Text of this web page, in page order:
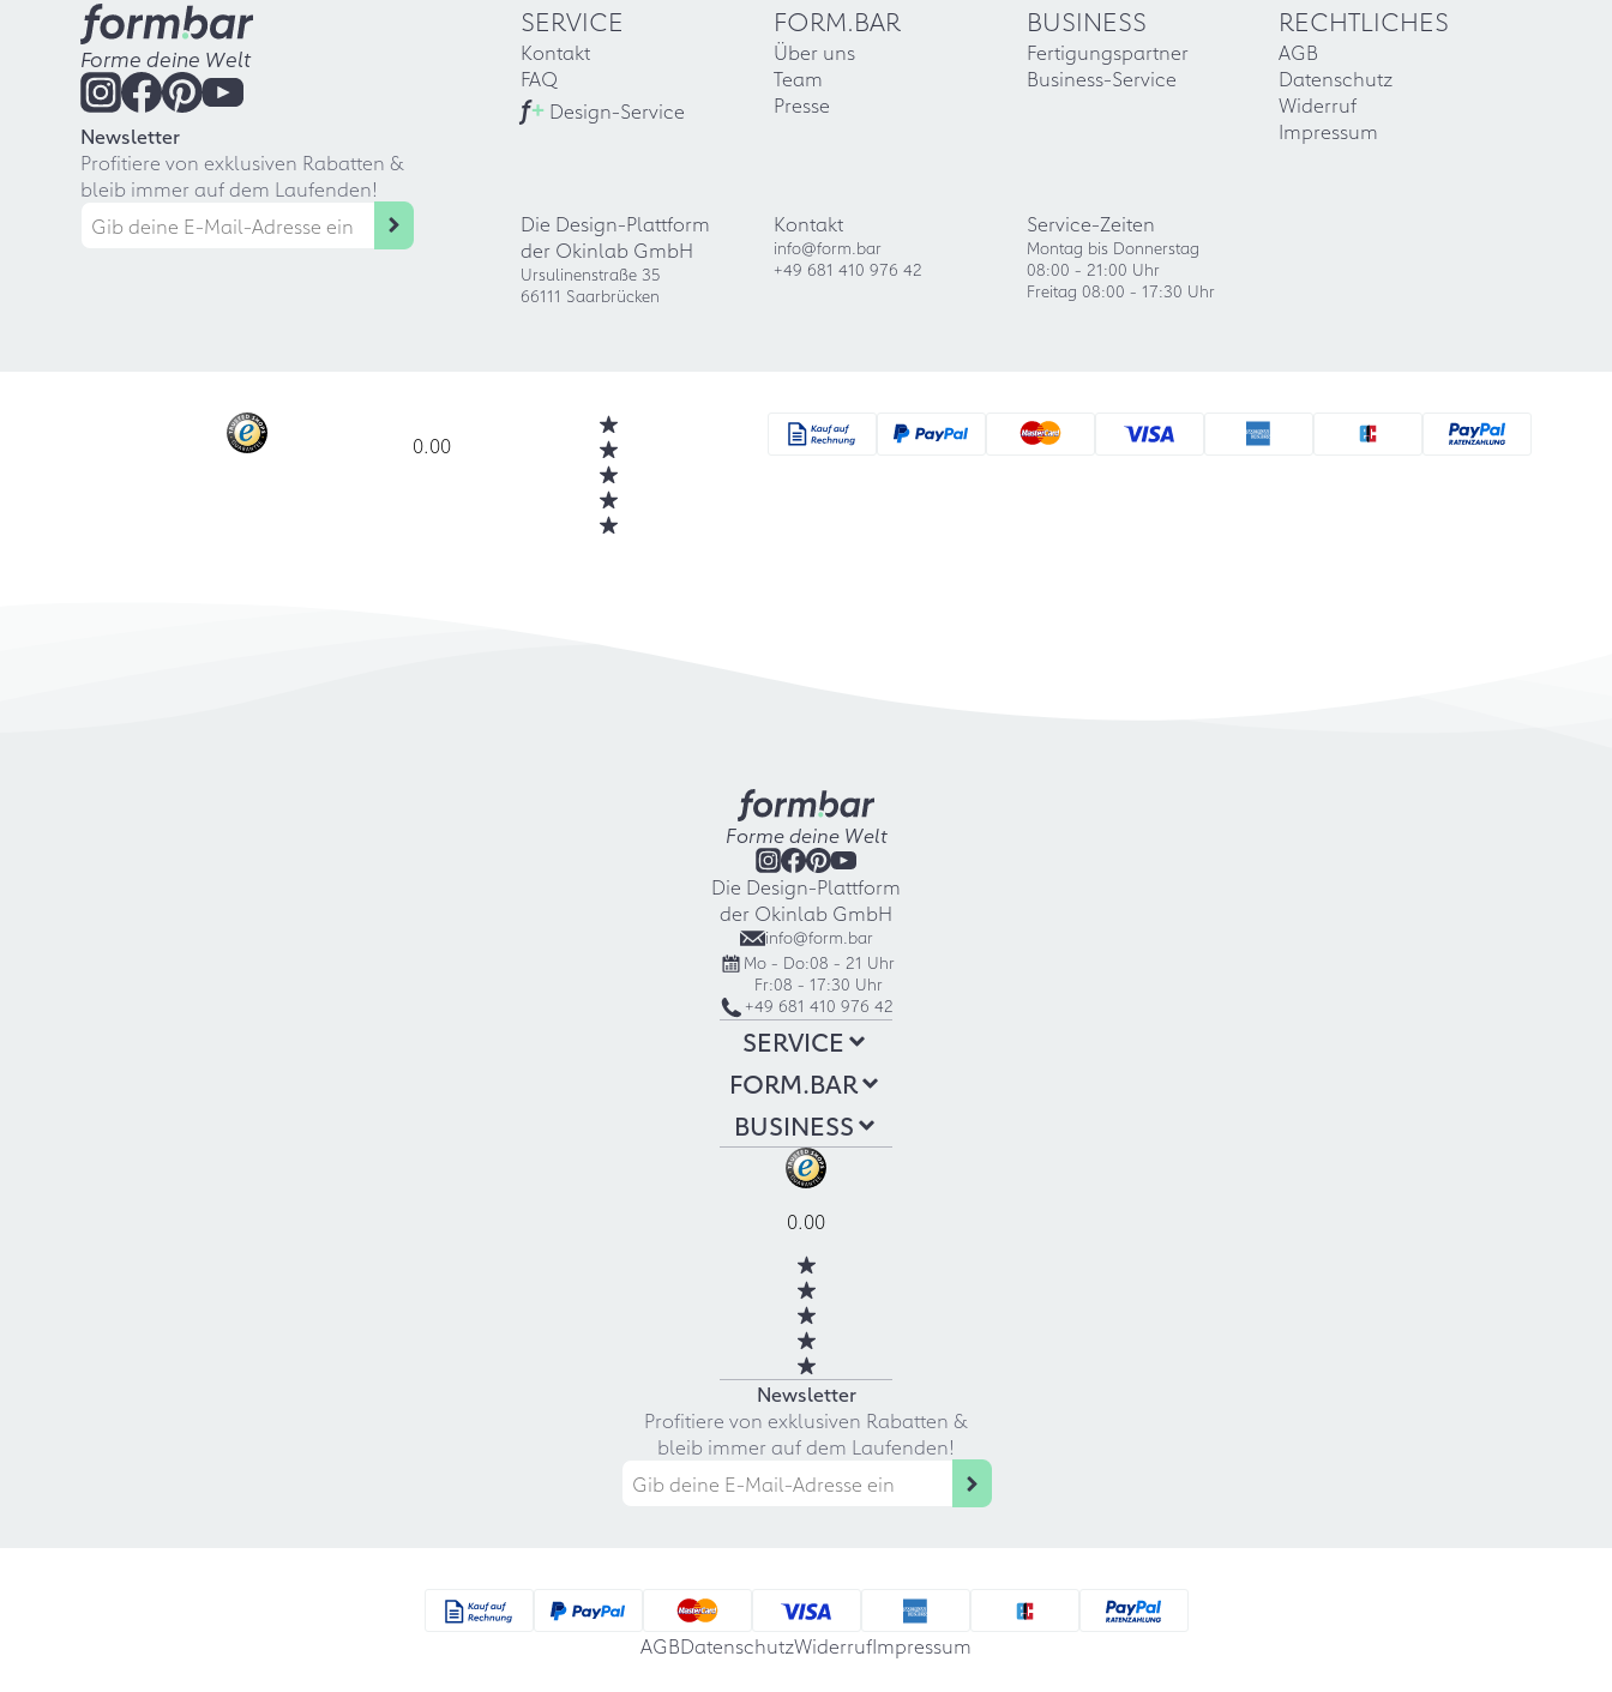
Forme deine Welt
Newsletter
Profitiere von exklusiven Rabatten &
bleib immer auf dem Laufenden!
SERVICE
Kontakt
FAQ
f+ Design-Service
FORM.BAR
Über uns
Team
Presse
BUSINESS
Fertigungspartner
Business-Service
RECHTLICHES
AGB
Datenschutz
Widerruf
Impressum
Die Design-Plattform
der Okinlab GmbH
Ursulinenstraße 35
66111 Saarbrücken
Kontakt
info@form.bar
+49 681 410 976 42
Service-Zeiten
Montag bis Donnerstag
08:00 - 21:00 Uhr
Freitag 08:00 - 17:30 Uhr
0.00
Forme deine Welt
Die Design-Plattform
der Okinlab GmbH
info@form.bar
Mo - Do:08 - 21 Uhr
Fr:08 - 17:30 Uhr
+49 681 410 976 42
SERVICE
FORM.BAR
BUSINESS
0.00
Newsletter
Profitiere von exklusiven Rabatten &
bleib immer auf dem Laufenden!
AGBDatenschutzWiderrufImpressum